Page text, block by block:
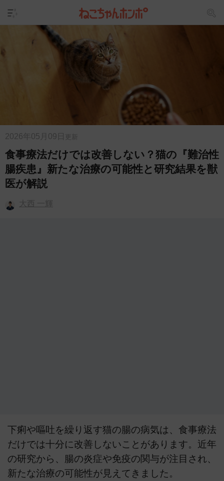
2026年05月09日 更新
食事療法だけでは改善しない？猫の『難治性
腸疾患』新たな治療の可能性と研究結果を獣
医が解説
大西 一輝
下痢や嘔吐を繰り返す猫の腸の病気は、食事療法
だけでは十分に改善しないことがあります。近年
の研究から、腸の炎症や免疫の関与が注目され、
新たな治療の可能性が見えてきました。